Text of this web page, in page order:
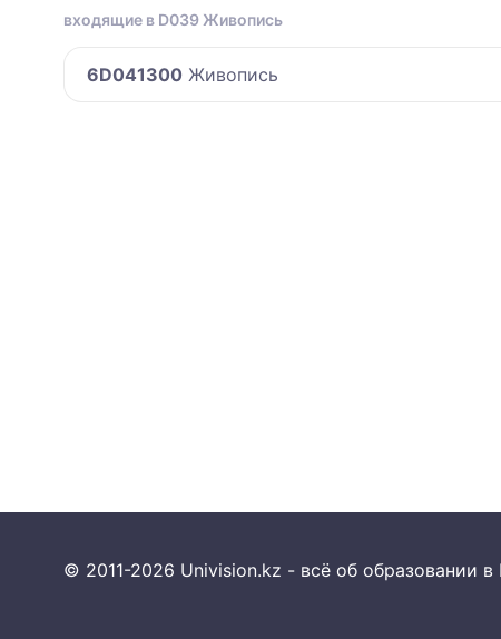
входящие в D039 Живопись
6D041300 Живопись
© 2011-2026 Univision.kz - всё об образовании в